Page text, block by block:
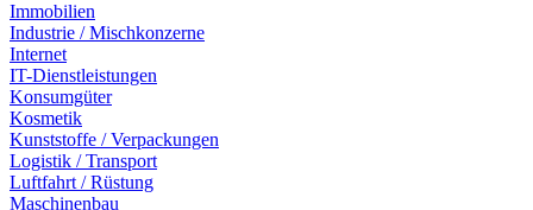
Immobilien
Industrie / Mischkonzerne
Internet
IT-Dienstleistungen
Konsumgüter
Kosmetik
Kunststoffe / Verpackungen
Logistik / Transport
Luftfahrt / Rüstung
Maschinenbau